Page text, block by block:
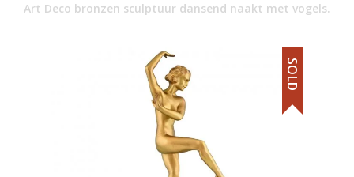
Art Deco bronzen sculptuur dansend naakt met vogels.
SOLD